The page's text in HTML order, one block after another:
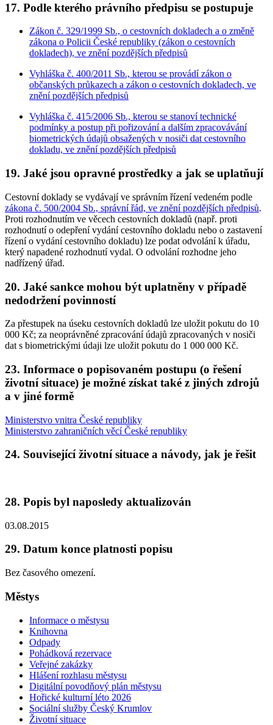
17. Podle kterého právního předpisu se postupuje
Zákon č. 329/1999 Sb., o cestovních dokladech a o změně
zákona o Policii České republiky (zákon o cestovních
dokladech), ve znění pozdějších předpisů
Vyhláška č. 400/2011 Sb., kterou se provádí zákon o
občanských průkazech a zákon o cestovních dokladech, ve
znění pozdějších předpisů
Vyhláška č. 415/2006 Sb., kterou se stanoví technické
podmínky a postup při pořizování a dalším zpracovávání
biometrických údajů obsažených v nosiči dat cestovního
dokladu, ve znění pozdějších předpisů
19. Jaké jsou opravné prostředky a jak se uplatňují
Cestovní doklady se vydávají ve správním řízení vedeném podle
zákona č. 500/2004 Sb., správní řád, ve znění pozdějších předpisů.
Proti rozhodnutím ve věcech cestovních dokladů (např. proti
rozhodnutí o odepření vydání cestovního dokladu nebo o zastavení
řízení o vydání cestovního dokladu) lze podat odvolání k úřadu,
který napadené rozhodnutí vydal. O odvolání rozhodne jeho
nadřízený úřad.
20. Jaké sankce mohou být uplatněny v případě
nedodržení povinností
Za přestupek na úseku cestovních dokladů lze uložit pokutu do 10
000 Kč; za neoprávněné zpracování údajů zpracovaných v nosiči
dat s biometrickými údaji lze uložit pokutu do 1 000 000 Kč.
23. Informace o popisovaném postupu (o řešení
životní situace) je možné získat také z jiných zdrojů
a v jiné formě
Ministerstvo vnitra České republiky
Ministerstvo zahraničních věcí České republiky
24. Související životní situace a návody, jak je řešit
28. Popis byl naposledy aktualizován
03.08.2015
29. Datum konce platnosti popisu
Bez časového omezení.
Městys
Informace o městysu
Knihovna
Odpady
Pohádková rezervace
Veřejné zakázky
Hlášení rozhlasu městysu
Digitální povodňový plán městysu
Hořické kulturní léto 2026
Sociální služby Český Krumlov
Životní situace